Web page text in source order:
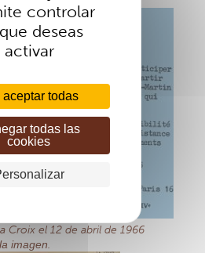
controlar
deseas
activar
aceptar todas
todas las
cookies
Croix el 12 de abril de 1966
imagen.